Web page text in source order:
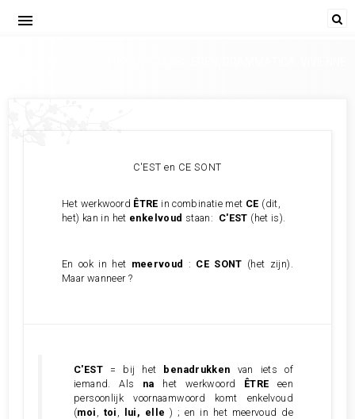
menu
C'EST en CE SONT
Het werkwoord ÊTRE in combinatie met CE (dit,
het) kan in het enkelvoud staan: C'EST (het is).
En ook in het meervoud : CE SONT (het zijn).
Maar wanneer ?
C'EST= bij het benadrukken van iets of
iemand. Als na het werkwoord ÊTRE een
persoonlijk voornaamwoord komt enkelvoud
(moi , toi , lui, elle ) ; en in het meervoud de